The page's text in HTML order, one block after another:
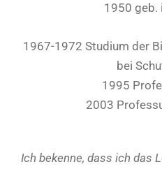
1950 geb.
1967-1972 Studium der
bei
1995
2003
Ich bekenne, dass ich das